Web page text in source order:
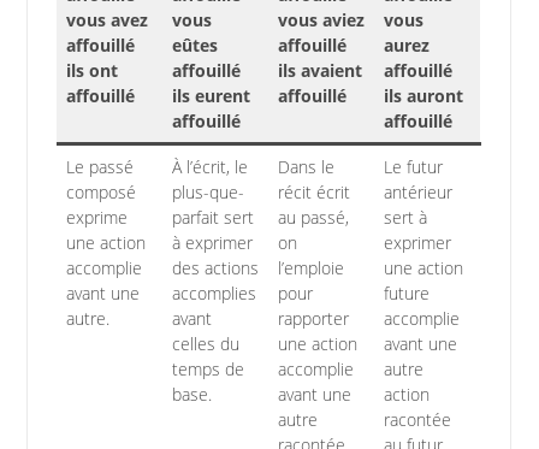
vous avez
affouillé
ils ont
affouillé
vous
eûtes
affouillé
ils eurent
affouillé
vous aviez
affouillé
ils avaient
affouillé
vous
aurez
affouillé
ils auront
affouillé
Le passé
composé
exprime
une action
accomplie
avant une
autre.
À l’écrit, le
plus-que-
parfait sert
à exprimer
des actions
accomplies
avant
celles du
temps de
base.
Dans le
récit écrit
au passé,
on
l’emploie
pour
rapporter
une action
accomplie
avant une
autre
Le futur
antérieur
sert à
exprimer
une action
future
accomplie
avant une
autre
action
racontée